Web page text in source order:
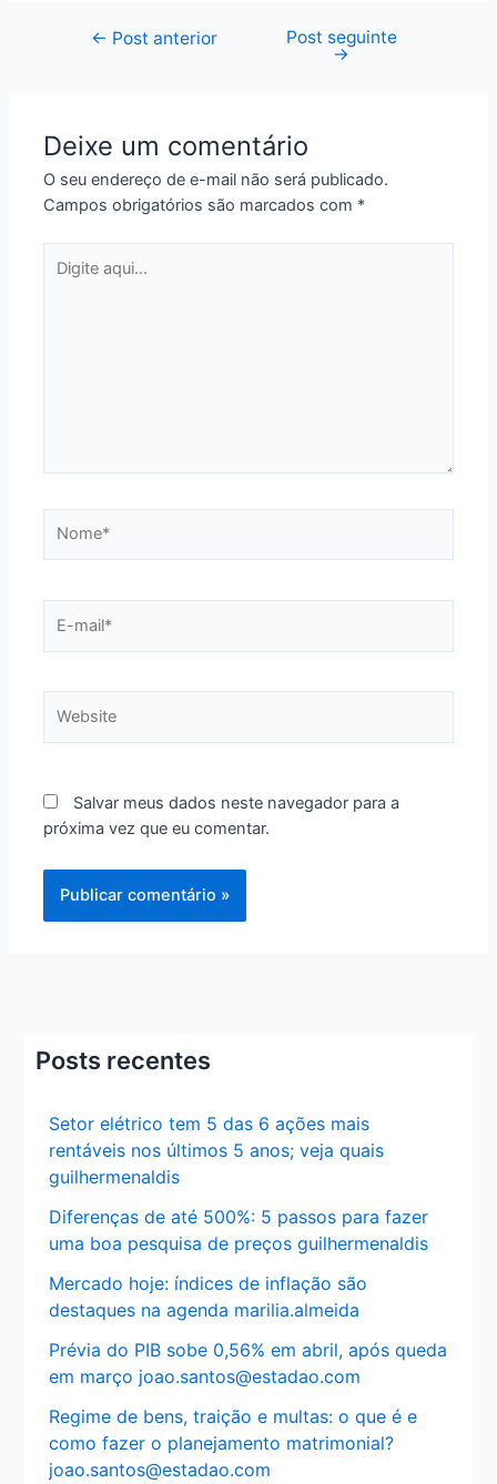
Navegação
← Post anterior Post seguinte
→
Deixe um comentário
O seu endereço de e-mail não será publicado.
Campos obrigatórios são marcados com *
aqui...
mail*
Salvar meus dados neste navegador para a
próxima vez que eu comentar.
Posts recentes
Setor elétrico tem 5 das 6 ações mais
rentáveis nos últimos 5 anos; veja quais
guilhermenaldis
Diferenças de até 500%: 5 passos para fazer
uma boa pesquisa de preços guilhermenaldis
Mercado hoje: índices de inflação são
destaques na agenda marilia.almeida
Prévia do PIB sobe 0,56% em abril, após queda
em março joao.santos@estadao.com
Regime de bens, traição e multas: o que é e
como fazer o planejamento matrimonial?
joao.santos@estadao.com